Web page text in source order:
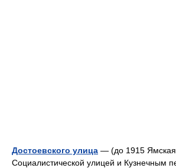
Достоевского улица — (до 1915
Социалистической улицей и Кузнечным